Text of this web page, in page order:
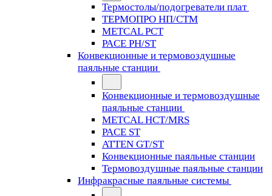
Термостолы/подогреватели плат
ТЕРМОПРО НП/СТМ
METCAL PCT
PACE PH/ST
Конвекционные и термовоздушные
паяльные станции
Конвекционные и термовоздушные
паяльные станции
METCAL HCT/MRS
PACE ST
ATTEN GT/ST
Конвекционные паяльные станции
Термовоздушные паяльные станции
Инфракрасные паяльные системы